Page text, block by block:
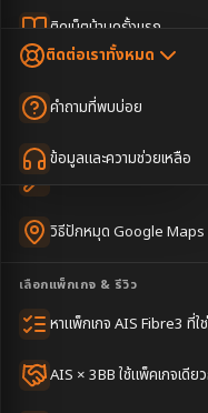
เน็ตบ้านพร้อมกล่องทีวี
เน็ตบ้าน + Netflix
เน็ตบ้าน + บริการเสริม
เน็ตบ้านแรงทุกชั้น
Dongle เน็ตสำรอง
ติดเน็ตบ้านครั้งแรก
เทคนิคขอคิวช่างได้ไว
วิธีปักหมุด Google Maps
เลือกแพ็กเกจ & รีวิว
หาแพ็กเกจ AIS Fibre3 ที่ใ
AIS × 3BB ใช้แพ็คเกจเดีย
ติดต่อเราทั้งหมด
คำถามที่พบบ่อย
ข้อมูลและความช่วยเหลือ
🇹🇭🇬🇧
3BB & AIS Fibre
รับติดตั้งเ
Fibre
อำเภอปรา